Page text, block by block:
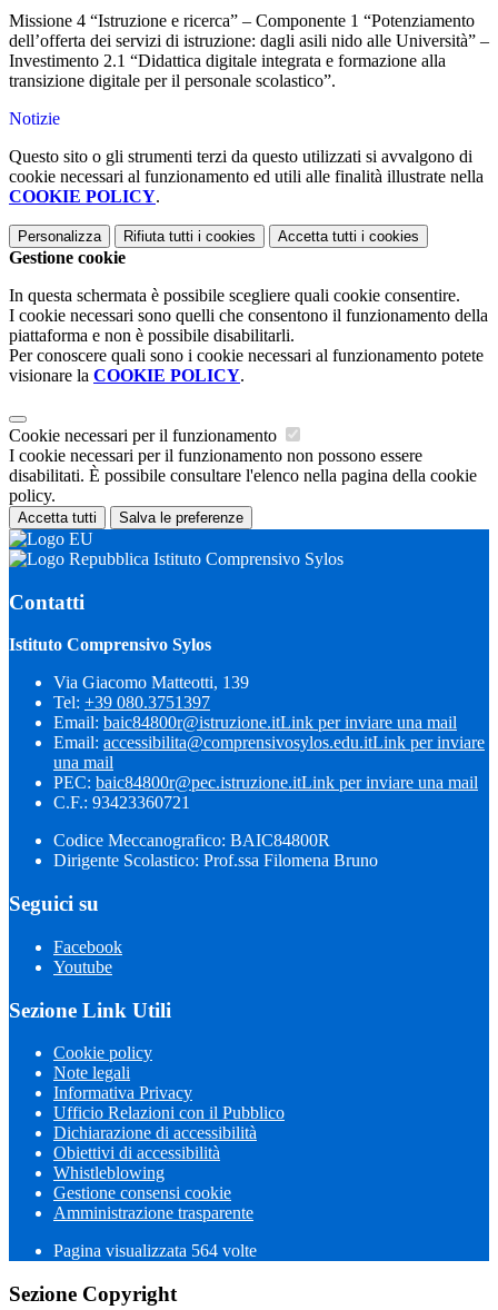
Missione 4 “Istruzione e ricerca” – Componente 1 “Potenziamento
dell’offerta dei servizi di istruzione: dagli asili nido alle Università” –
Investimento 2.1 “Didattica digitale integrata e formazione alla
transizione digitale per il personale scolastico”.
Notizie
Questo sito o gli strumenti terzi da questo utilizzati si avvalgono di
cookie necessari al funzionamento ed utili alle finalità illustrate nella
COOKIE POLICY.
Personalizza Rifiuta tutti i cookies Accetta tutti i cookies
Gestione cookie
In questa schermata è possibile scegliere quali cookie consentire.
I cookie necessari sono quelli che consentono il funzionamento della
piattaforma e non è possibile disabilitarli.
Per conoscere quali sono i cookie necessari al funzionamento potete
visionare la COOKIE POLICY.
Cookie necessari per il funzionamento
I cookie necessari per il funzionamento non possono essere
disabilitati. È possibile consultare l'elenco nella pagina della cookie
policy.
Accetta tutti Salva le preferenze
Istituto Comprensivo Sylos
Contatti
Istituto Comprensivo Sylos
Via Giacomo Matteotti, 139
Tel: +39 080.3751397
Email: baic84800r@istruzione.itLink per inviare una mail
Email: accessibilita@comprensivosylos.edu.itLink per inviare
una mail
PEC: baic84800r@pec.istruzione.itLink per inviare una mail
C.F.: 93423360721
Codice Meccanografico: BAIC84800R
Dirigente Scolastico: Prof.ssa Filomena Bruno
Seguici su
Facebook
Youtube
Sezione Link Utili
Cookie policy
Note legali
Informativa Privacy
Ufficio Relazioni con il Pubblico
Dichiarazione di accessibilità
Obiettivi di accessibilità
Whistleblowing
Gestione consensi cookie
Amministrazione trasparente
Pagina visualizzata 564 volte
Sezione Copyright